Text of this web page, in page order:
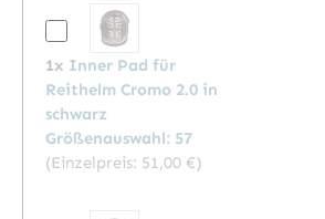
1x Inner Pad für
Reithelm Cromo 2.0 in
schwarz
Größenauswahl: 57
(Einzelpreis: 51,00 €)